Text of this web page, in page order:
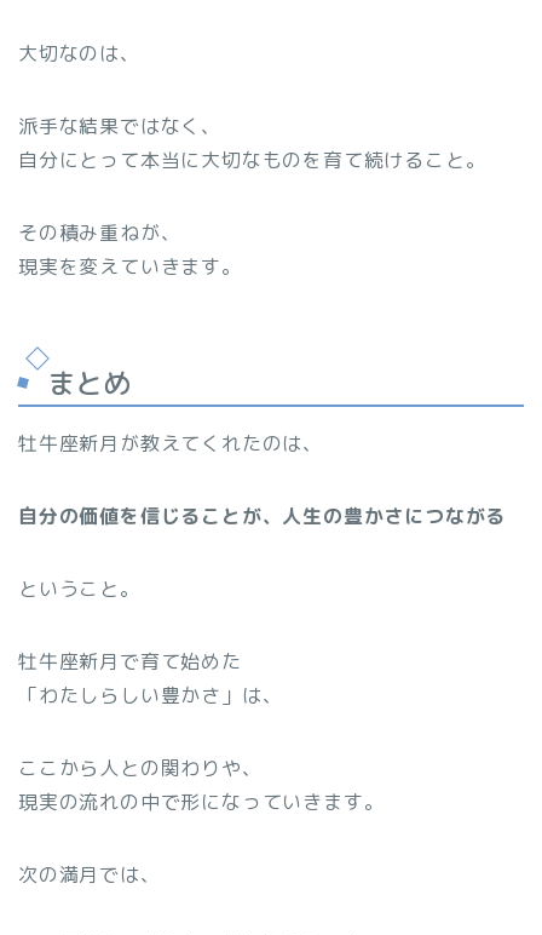
大切なのは、
派手な結果ではなく、
自分にとって本当に大切なものを育て続けること。
その積み重ねが、
現実を変えていきます。
まとめ
牡牛座新月が教えてくれたのは、
自分の価値を信じることが、人生の豊かさにつながる
ということ。
牡牛座新月で育て始めた
「わたしらしい豊かさ」は、
ここから人との関わりや、
現実の流れの中で形になっていきます。
次の満月では、